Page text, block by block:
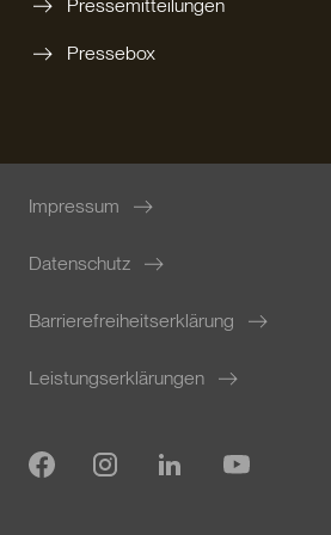
Pressemitteilungen
Pressebox
Impressum
Datenschutz
Barrierefreiheitserklärung
Leistungserklärungen